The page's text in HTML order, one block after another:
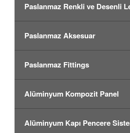
Paslanmaz Renkli ve Desenli
Paslanmaz Aksesuar
Paslanmaz Fittings
Alüminyum Kompozit Panel
Alüminyum Kapı Pencere